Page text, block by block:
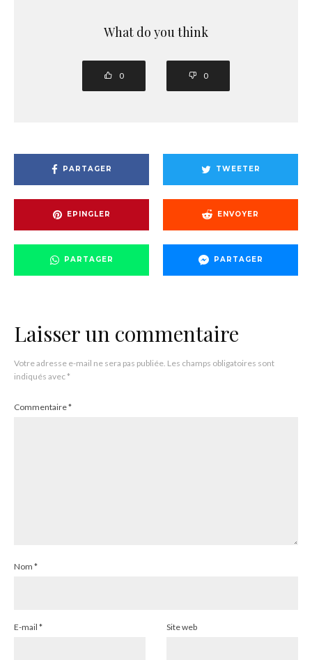
What do you think
0 0
PARTAGER TWEETER
EPINGLER ENVOYER
PARTAGER PARTAGER
Laisser un commentaire
Votre adresse e-mail ne sera pas publiée. Les champs obligatoires sont
indiqués avec*
Commentaire*
Nom *
E-mail * Site web